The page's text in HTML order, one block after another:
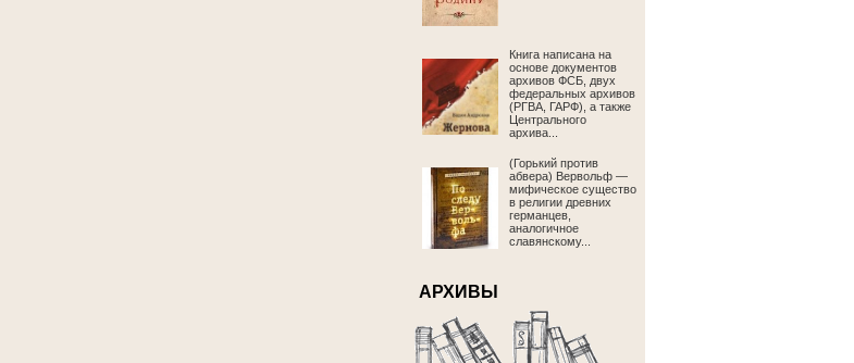
Книга написана на
основе документов
архивов ФСБ, двух
федеральных архивов
(РГВА, ГАРФ), а также
Центрального
архива...
(Горький против
абвера) Вервольф —
мифическое существо
в религии древних
германцев,
аналогичное
славянскому...
АРХИВЫ